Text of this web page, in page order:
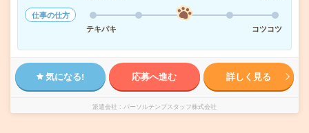
仕事の仕方
テキパキ
コツコツ
気になる! 応募へ進む 詳しく見る
派遣会社 パーソルテンプスタッフ株式会社